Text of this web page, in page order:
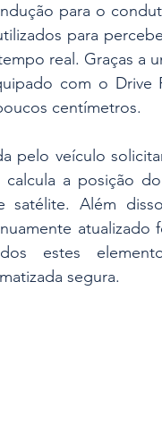
para o
para
real. Graças a
com o Drive
centímetros.
pelo veículo
calcula a posição
satélite. Além
atualizado
estes
segura.